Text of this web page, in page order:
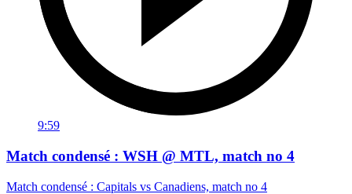
9:59
Match condensé : WSH @ MTL, match no 4
Match condensé : Capitals vs Canadiens, match no 4